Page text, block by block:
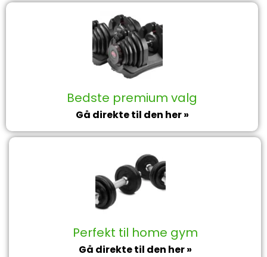
Bedste premium valg
Gå direkte til den her »
Perfekt til home gym
Gå direkte til den her »